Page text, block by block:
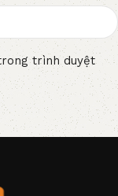
trình duyệt